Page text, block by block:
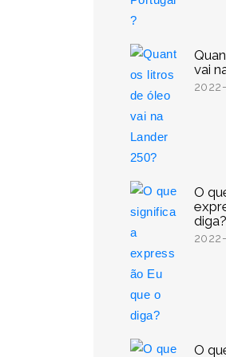
vai
O
diga?
O